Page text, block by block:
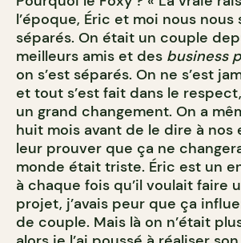
l’époque, Éric et moi nous nous
séparés. On était un couple
meilleurs amis et des business
on s’est séparés. On ne s’est
et tout s’est fait dans le
un grand changement. On a
huit mois avant de le dire à nos
leur prouver que ça ne
monde était triste. Éric est un
à chaque fois qu’il voulait faire
projet, j’avais peur que ça
de couple. Mais là on n’était